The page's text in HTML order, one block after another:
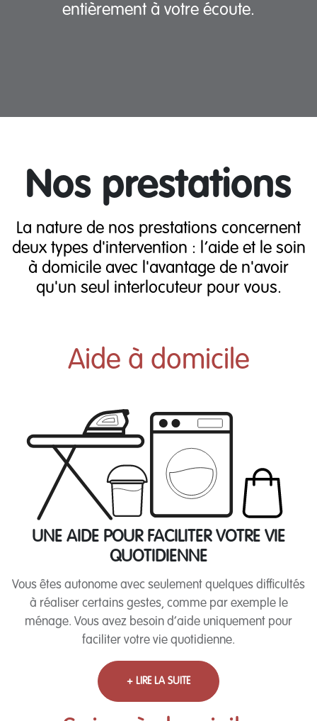
entièrement à votre écoute.
Nos prestations
La nature de nos prestations concernent
deux types d'intervention : l’aide et le soin
à domicile avec l'avantage de n'avoir
qu'un seul interlocuteur pour vous.
Aide à domicile
UNE AIDE POUR FACILITER VOTRE VIE
QUOTIDIENNE
Vous êtes autonome avec seulement quelques difficultés
à réaliser certains gestes, comme par exemple le
ménage. Vous avez besoin d’aide uniquement pour
faciliter votre vie quotidienne.
+ LIRE LA SUITE